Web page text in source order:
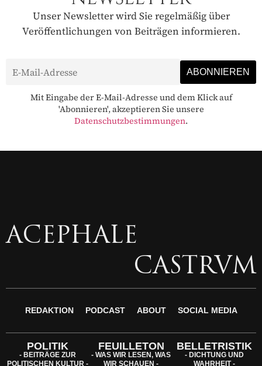
Unser Newsletter wird Sie regelmäßig über
Veröffentlichungen von Beiträgen informieren.
Mit Eingabe der E-Mail-Adresse und dem Klick auf
'Abonnieren', akzeptieren Sie unsere
Datenschutzbestimmungen.
ACEPHALE
CASTRVM
REDAKTION PODCAST ABOUT SOCIAL MEDIA
POLITIK
- BEITRÄGE ZUR
POLITISCHEN KULTUR -
FEUILLETON
- WAS WIR LESEN, WAS
WIR SCHAUEN -
BELLETRISTIK
- DICHTUNG UND
WAHRHEIT -